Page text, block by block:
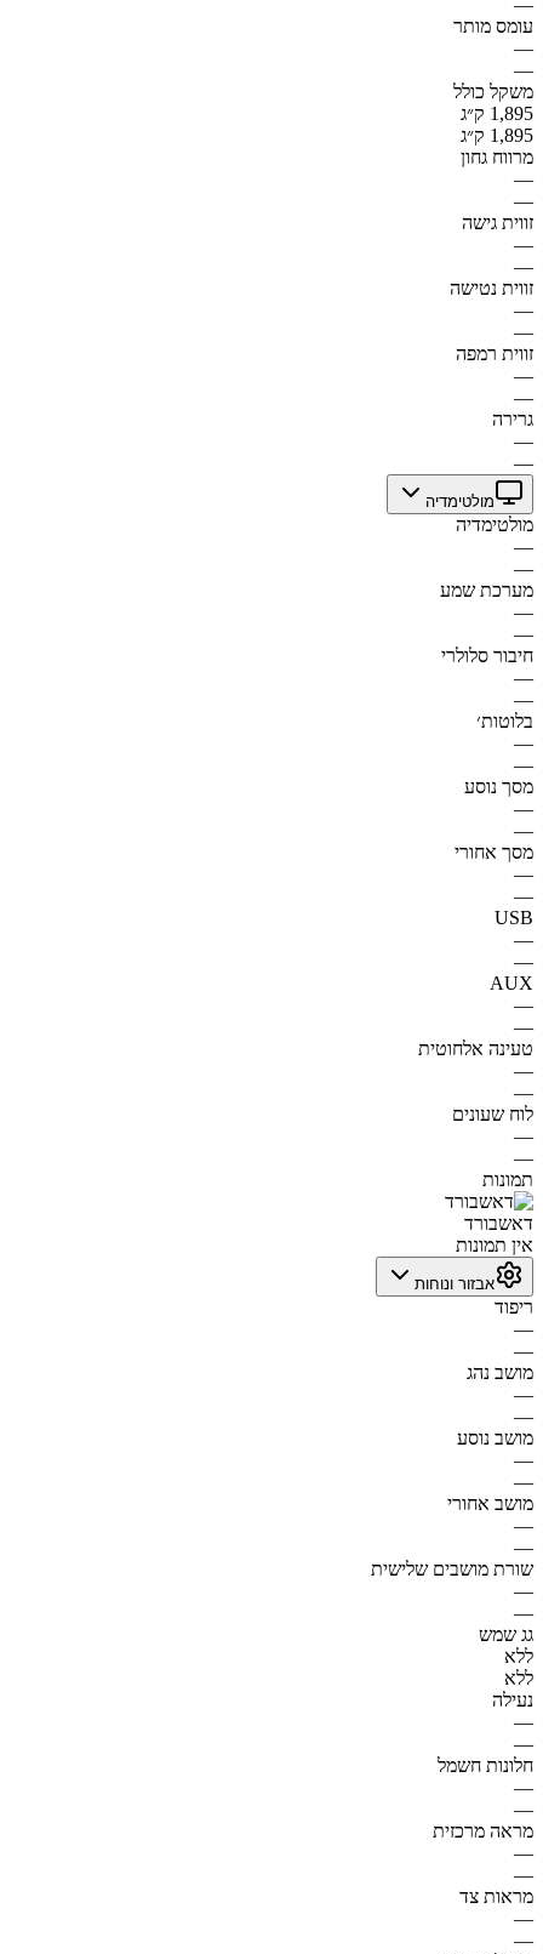
עומס מותר
—
—
משקל כולל
1,895 ק״ג
1,895 ק״ג
מרווח גחון
—
—
זווית גישה
—
—
זווית נטישה
—
—
זווית רמפה
—
—
גרירה
—
—
מולטימדיה
מולטימדיה
—
—
מערכת שמע
—
—
חיבור סלולרי
—
—
בלוטות׳
—
—
מסך נוסע
—
—
מסך אחורי
—
—
USB
—
—
AUX
—
—
טעינה אלחוטית
—
—
לוח שעונים
—
—
תמונות
דאשבורד
אין תמונות
אבזור ונוחות
ריפוד
—
—
מושב נהג
—
—
מושב נוסע
—
—
מושב אחורי
—
—
שורת מושבים שלישית
—
—
גג שמש
ללא
ללא
נעילה
—
—
חלונות חשמל
—
—
מראה מרכזית
—
—
מראות צד
—
—